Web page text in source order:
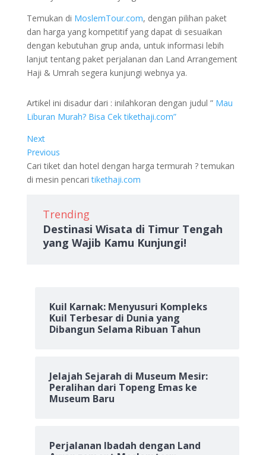
Temukan di MoslemTour.com, dengan pilihan paket
dan harga yang kompetitif yang dapat di sesuaikan
dengan kebutuhan grup anda, untuk informasi lebih
lanjut tentang paket perjalanan dan Land Arrangement
Haji & Umrah segera kunjungi webnya ya.
Artikel ini disadur dari : inilahkoran dengan judul ” Mau
Liburan Murah? Bisa Cek tikethaji.com”
Next
Previous
Cari tiket dan hotel dengan harga termurah ? temukan
di mesin pencaritikethaji.com
Trending
Destinasi Wisata di Timur Tengah
yang Wajib Kamu Kunjungi!
Kuil Karnak: Menyusuri Kompleks
Kuil Terbesar di Dunia yang
Dibangun Selama Ribuan Tahun
Jelajah Sejarah di Museum Mesir:
Peralihan dari Topeng Emas ke
Museum Baru
Perjalanan Ibadah dengan Land